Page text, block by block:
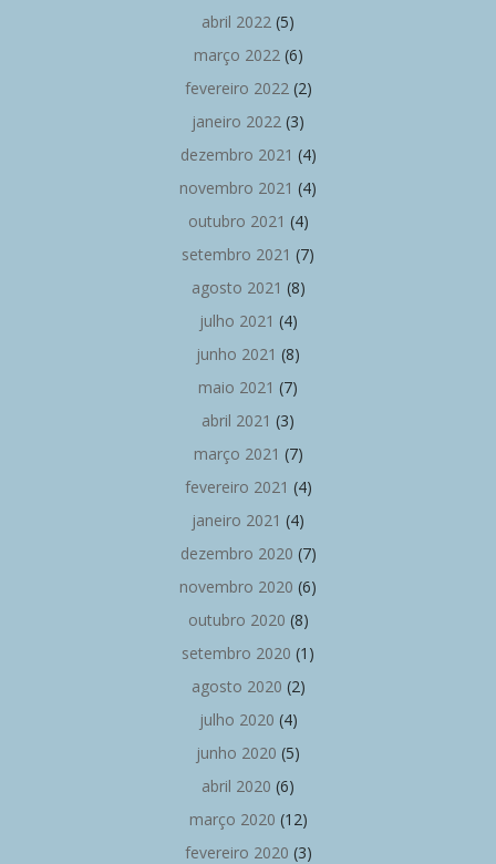
abril 2022 (5)
março 2022 (6)
fevereiro 2022 (2)
janeiro 2022 (3)
dezembro 2021 (4)
novembro 2021 (4)
outubro 2021 (4)
setembro 2021 (7)
agosto 2021 (8)
julho 2021 (4)
junho 2021 (8)
maio 2021 (7)
abril 2021 (3)
março 2021 (7)
fevereiro 2021 (4)
janeiro 2021 (4)
dezembro 2020 (7)
novembro 2020 (6)
outubro 2020 (8)
setembro 2020 (1)
agosto 2020 (2)
julho 2020 (4)
junho 2020 (5)
abril 2020 (6)
março 2020 (12)
fevereiro 2020 (3)